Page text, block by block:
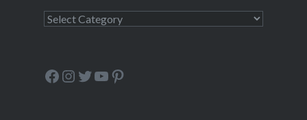
Secciones
Facebook
Instagram
Twitter
YouTube
Pinterest